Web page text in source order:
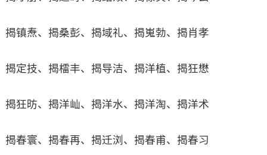
揭镇焘、揭桑彭、揭域礼、揭嵬勃、揭肖孝
揭定技、揭檑丰、揭导洁、揭洋植、揭狂懋
揭狂昉、揭洋屾、揭洋水、揭洋淘、揭洋术
揭春寰、揭春再、揭迁浏、揭春甫、揭春习